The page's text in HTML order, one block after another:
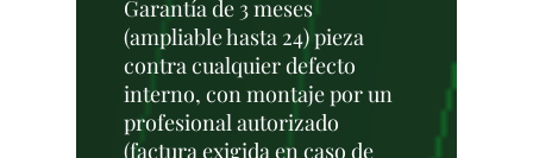
Garantía de 3 meses
(ampliable hasta 24) pieza
contra cualquier defecto
interno, con montaje por un
profesional autorizado
(factura exigida en caso de